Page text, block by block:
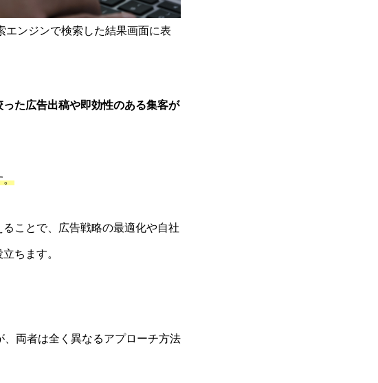
エンジンで検索した結果画面に表
った広告出稿や即効性のある集客が
。
ことで、広告戦略の最適化や自社
ちます。
両者は全く異なるアプローチ方法